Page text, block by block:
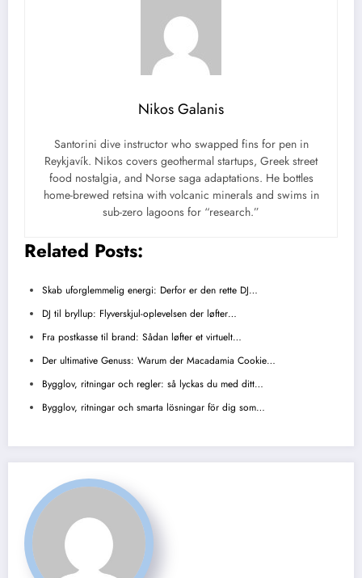
Nikos Galanis
Santorini dive instructor who swapped fins for pen in
Reykjavík. Nikos covers geothermal startups, Greek street
food nostalgia, and Norse saga adaptations. He bottles
home-brewed retsina with volcanic minerals and swims in
sub-zero lagoons for “research.”
Related Posts:
Skab uforglemmelig energi: Derfor er den rette DJ…
DJ til bryllup: Flyverskjul-oplevelsen der løfter…
Fra postkasse til brand: Sådan løfter et virtuelt…
Der ultimative Genuss: Warum der Macadamia Cookie…
Bygglov, ritningar och regler: så lyckas du med ditt…
Bygglov, ritningar och smarta lösningar för dig som…